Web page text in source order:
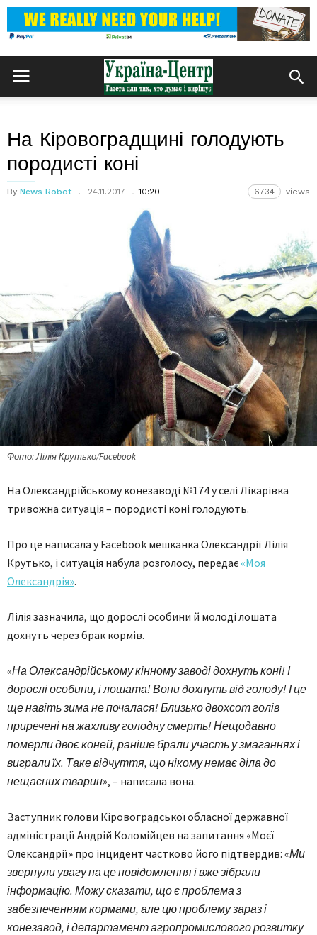
На Кіровоградщині голодують
породисті коні
By News Robot 24.11.2017 10:20 6734 views
Фото: Лілія Крутько/Facebook
На Олександрійському конезаводі №174 у селі Лікарівка
тривожна ситуація – породисті коні голодують.
Про це написала у Facebook мешканка Олександрії Лілія
Крутько, і ситуація набула розголосу, передає «Моя
Олександрія».
Лілія зазначила, що дорослі особини й молоді лошата
дохнуть через брак кормів.
«На Олександрійському кінному заводі дохнуть коні! І
дорослі особини, і лошата! Вони дохнуть від голоду! І це
ще навіть зима не почалася! Близько двохсот голів
приречені на жахливу голодну смерть! Нещодавно
померли двоє коней, раніше брали участь у змаганнях і
виграли їх. Таке відчуття, що нікому немає діла до
нещасних тварин», – написала вона.
Заступник голови Кіровоградської обласної державної
адміністрації Андрій Коломійцев на запитання «Моєї
Олександрії» про інцидент частково його підтвердив: «Ми
звернули увагу на це повідомлення і вже зібрали
інформацію. Можу сказати, що є проблема з
забезпеченням кормами, але цю проблему зараз і
конезавод, і департамент агропромислового розвитку